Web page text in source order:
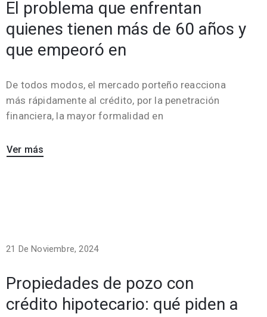
El problema que enfrentan
quienes tienen más de 60 años y
que empeoró en
De todos modos, el mercado porteño reacciona
más rápidamente al crédito, por la penetración
financiera, la mayor formalidad en
Ver más
21 De Noviembre, 2024
Propiedades de pozo con
crédito hipotecario: qué piden a